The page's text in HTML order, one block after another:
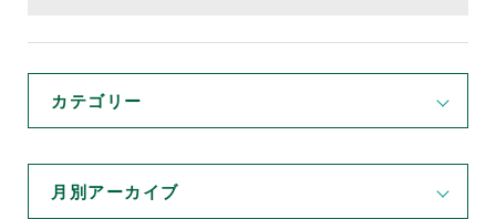
カテゴリー
月別アーカイブ